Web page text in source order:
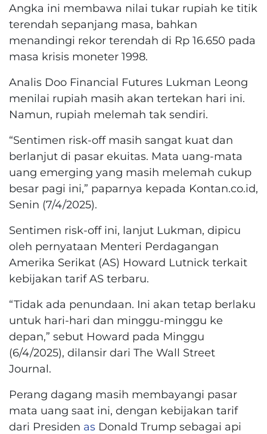
Angka ini membawa nilai tukar rupiah ke titik
terendah sepanjang masa, bahkan
menandingi rekor terendah di Rp 16.650 pada
masa krisis moneter 1998.
Analis Doo Financial Futures Lukman Leong
menilai rupiah masih akan tertekan hari ini.
Namun, rupiah melemah tak sendiri.
“Sentimen risk-off masih sangat kuat dan
berlanjut di pasar ekuitas. Mata uang-mata
uang emerging yang masih melemah cukup
besar pagi ini,” paparnya kepada Kontan.co.id,
Senin (7/4/2025).
Sentimen risk-off ini, lanjut Lukman, dipicu
oleh pernyataan Menteri Perdagangan
Amerika Serikat (AS) Howard Lutnick terkait
kebijakan tarif AS terbaru.
“Tidak ada penundaan. Ini akan tetap berlaku
untuk hari-hari dan minggu-minggu ke
depan,” sebut Howard pada Minggu
(6/4/2025), dilansir dari The Wall Street
Journal.
Perang dagang masih membayangi pasar
mata uang saat ini, dengan kebijakan tarif
dari Presiden as Donald Trump sebagai api